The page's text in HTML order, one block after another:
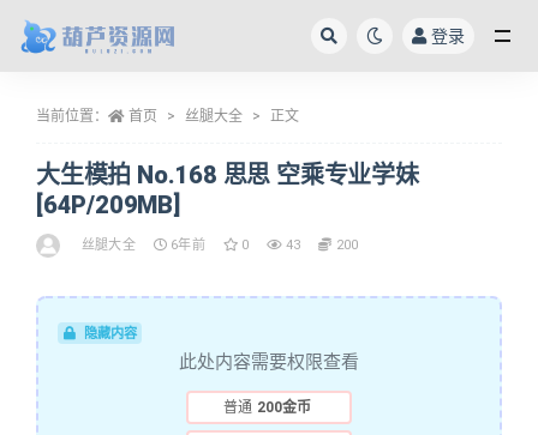
登录
当前位置： 首页 丝腿大全 正文
大生模拍 No.168 思思 空乘专业学妹
[64P/209MB]
丝腿大全 6年前 0 43 200
隐藏内容
此处内容需要权限查看
普通 200金币